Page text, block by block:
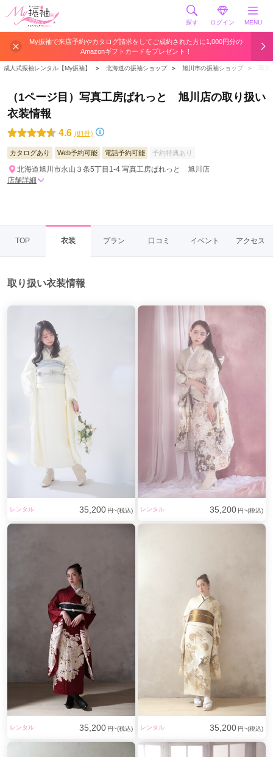
探す ログイン MENU
My振袖で来店予約やカタログ請求をしてご成約された方に1,000円分の
Amazonギフトカードをプレゼント！
成人式振袖レンタル【My振袖】 ＞ 北海道の振袖ショップ ＞ 旭川市の振袖ショップ ＞ 写真
（1ページ目）写真工房ぱれっと 旭川店の取り扱い
衣装情報
4.6 (81件)
カタログあり Web予約可能 電話予約可能 予約特典あり
北海道旭川市永山３条5丁目1-4 写真工房ぱれっと 旭川店
店舗詳細
TOP 衣装 プラン 口コミ イベント アクセス
取り扱い衣装情報
レンタル 35,200 円~(税込) レンタル 35,200 円~(税込)
レンタル 35,200 円~(税込) レンタル 35,200 円~(税込)